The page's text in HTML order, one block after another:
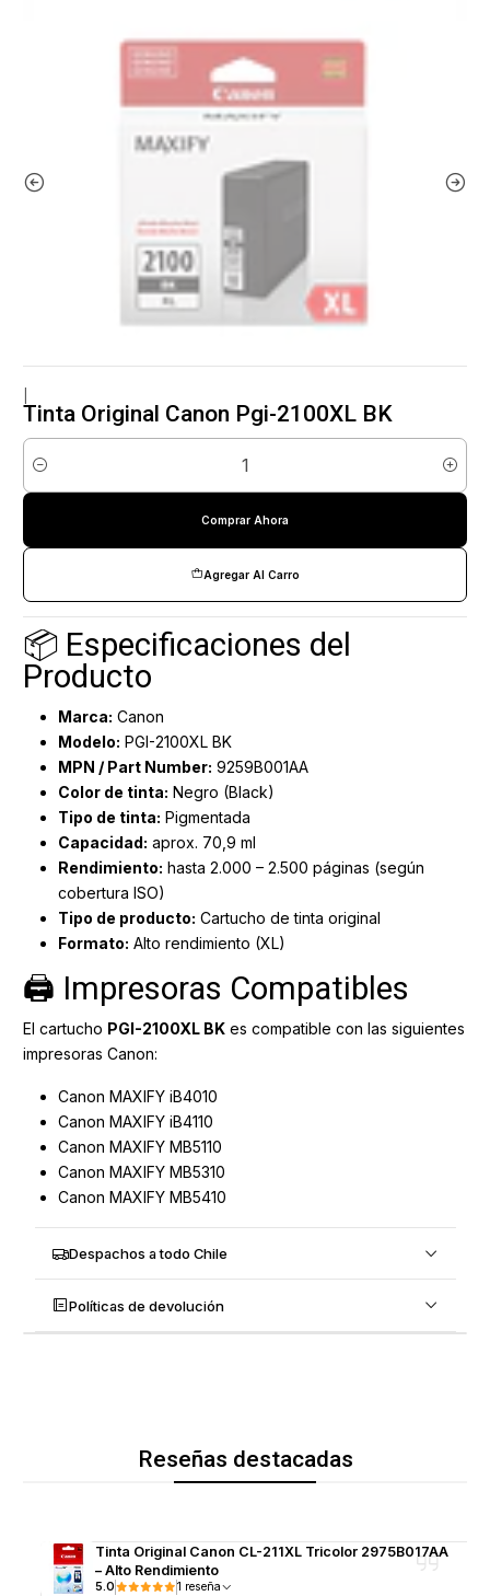
Tinta Original Canon Pgi-2100XL BK
Cantidad
Agregar Al Carro
Comprar Ahora
📦 Especificaciones del
Producto
Marca: Canon
Modelo: PGI-2100XL BK
MPN / Part Number: 9259B001AA
Color de tinta: Negro (Black)
Tipo de tinta: Pigmentada
Capacidad: aprox. 70,9 ml
Rendimiento: hasta 2.000 – 2.500 páginas (según
cobertura ISO)
Tipo de producto: Cartucho de tinta original
Formato: Alto rendimiento (XL)
🖨️ Impresoras Compatibles
El cartucho PGI-2100XL BK es compatible con las siguientes
impresoras Canon:
Canon MAXIFY iB4010
Canon MAXIFY iB4110
Canon MAXIFY MB5110
Canon MAXIFY MB5310
Canon MAXIFY MB5410
Despachos a todo Chile
Políticas de devolución
Reseñas destacadas
Tinta Original Canon CL-211XL Tricolor 2975B017AA
– Alto Rendimiento
5.0 1 reseña